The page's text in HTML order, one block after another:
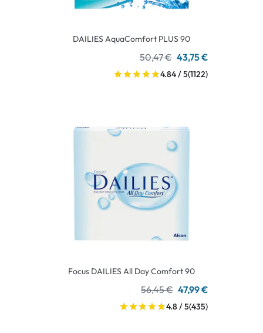
DAILIES AquaComfort PLUS 90
50,47 € 43,75 €
4.84 / 5(1122)
Focus DAILIES All Day Comfort 90
56,45 € 47,99 €
4.8 / 5(435)